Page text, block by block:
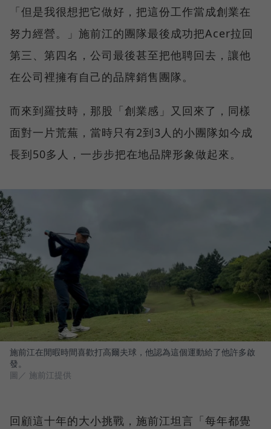
「但是我很想把它做好，把這份工作當成創業在
努力經營。」施前江的團隊最後成功把Acer拉回
第三、第四名，公司最後甚至把他聘回去，讓他
在公司裡擁有自己的品牌銷售團隊。
而來到羅技時，那股「創業感」又回來了，同樣
面對一片荒蕪，當時只有2到3人的小團隊如今成
長到50多人，一步步把在地品牌形象做起來。
施前江在閒暇時間喜歡打高爾夫球，他認為這個運動給了他許多啟
發。
圖／ 施前江提供
回顧這十年的大小挑戰，施前江坦言「每年都覺